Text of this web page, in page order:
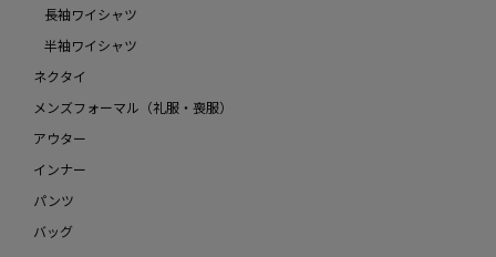
長袖ワイシャツ
半袖ワイシャツ
ネクタイ
メンズフォーマル（礼服・喪服）
アウター
インナー
パンツ
バッグ